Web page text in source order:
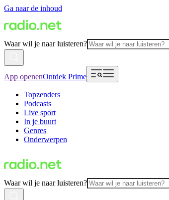
Ga naar de inhoud
Waar wil je naar luisteren?
App openenOntdek Prime
Topzenders
Podcasts
Live sport
In je buurt
Genres
Onderwerpen
Waar wil je naar luisteren?